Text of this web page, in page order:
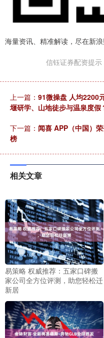
海量资讯、精准解读，尽在新
信钰证券配资提示
上一篇： 91微操盘 人均2200
堰研学、山地徒步与温泉度
下一篇： 闻喜 APP（中国）
榜
相关文章
易策略 权威推荐：五家口碑搬
家公司全方位评测，助您轻松迁
新居